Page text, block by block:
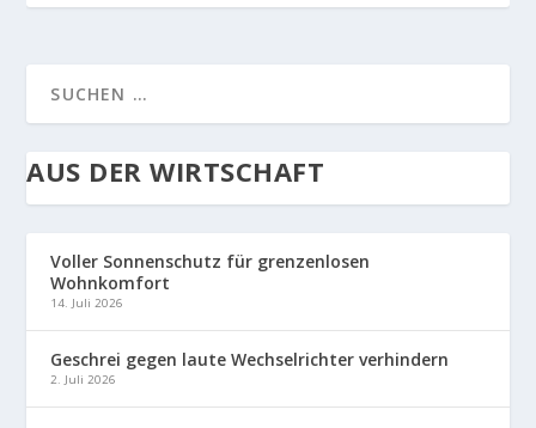
AUS DER WIRTSCHAFT
Voller Sonnenschutz für grenzenlosen
Wohnkomfort
14. Juli 2026
Geschrei gegen laute Wechselrichter verhindern
2. Juli 2026